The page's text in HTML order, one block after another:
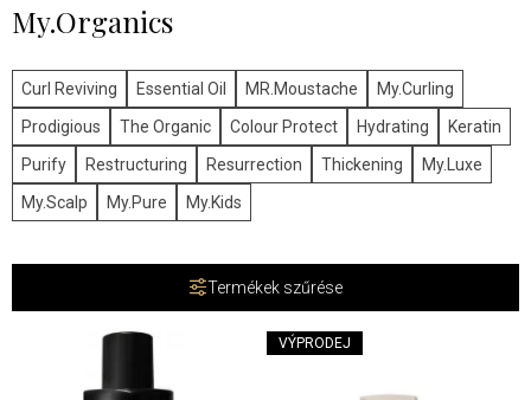
My.Organics
Curl Reviving Essential Oil MR.Moustache
My.Curling
Prodigious
The Organic Colour Protect Hydrating
Keratin
Purify
Restructuring Resurrection Thickening
My.Luxe
My.Scalp
My.Pure My.Kids
Termékek szűrése
VÝPRODEJ